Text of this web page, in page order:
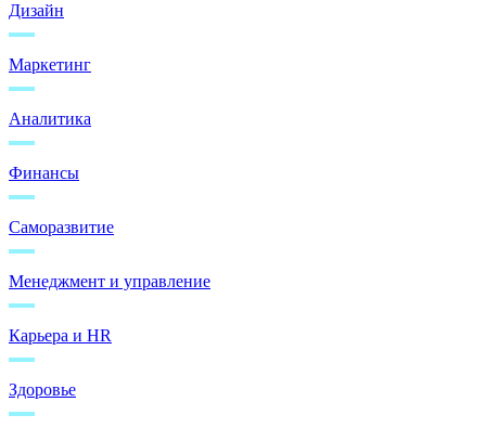
Дизайн
Маркетинг
Аналитика
Финансы
Саморазвитие
Менеджмент и управление
Карьера и HR
Здоровье